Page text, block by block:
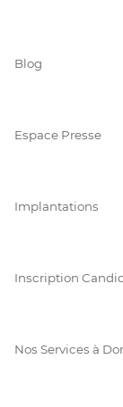
Blog
Espace Presse
Implantations
Inscription
Nos Services à